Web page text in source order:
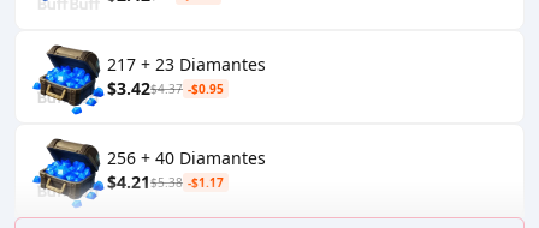
217 + 23 Diamantes
$3.42$4.37 -$0.95
256 + 40 Diamantes
$4.21$5.38 -$1.17